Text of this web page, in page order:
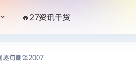
🔥27资讯干货
逐句翻译2007